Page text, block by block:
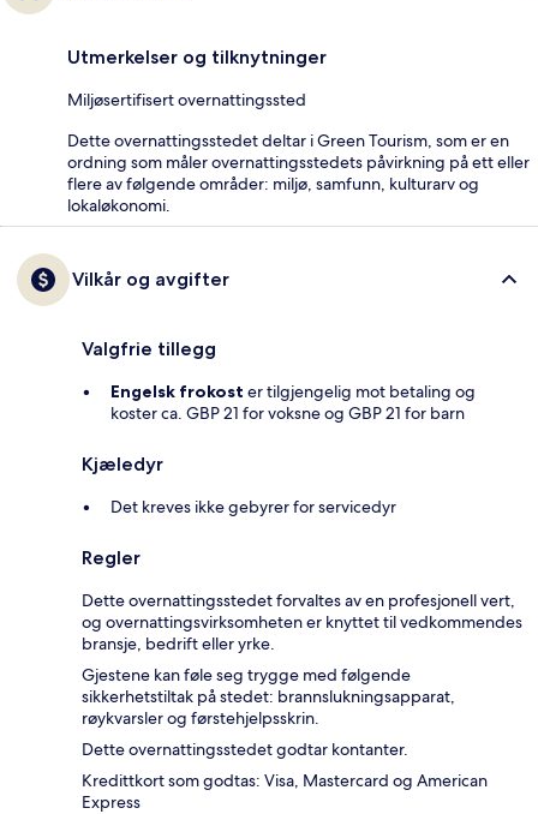
Utmerkelser og tilknytninger
Miljøsertifisert overnattingssted
Dette overnattingsstedet deltar i Green Tourism, som er en
ordning som måler overnattingsstedets påvirkning på ett eller
flere av følgende områder: miljø, samfunn, kulturarv og
lokaløkonomi.
Vilkår og avgifter
Valgfrie tillegg
Engelsk frokost er tilgjengelig mot betaling og
koster ca. GBP 21 for voksne og GBP 21 for barn
Kjæledyr
Det kreves ikke gebyrer for servicedyr
Regler
Dette overnattingsstedet forvaltes av en profesjonell vert,
og overnattingsvirksomheten er knyttet til vedkommendes
bransje, bedrift eller yrke.
Gjestene kan føle seg trygge med følgende
sikkerhetstiltak på stedet: brannslukningsapparat,
røykvarsler og førstehjelpsskrin.
Dette overnattingsstedet godtar kontanter.
Kredittkort som godtas: Visa, Mastercard og American
Express